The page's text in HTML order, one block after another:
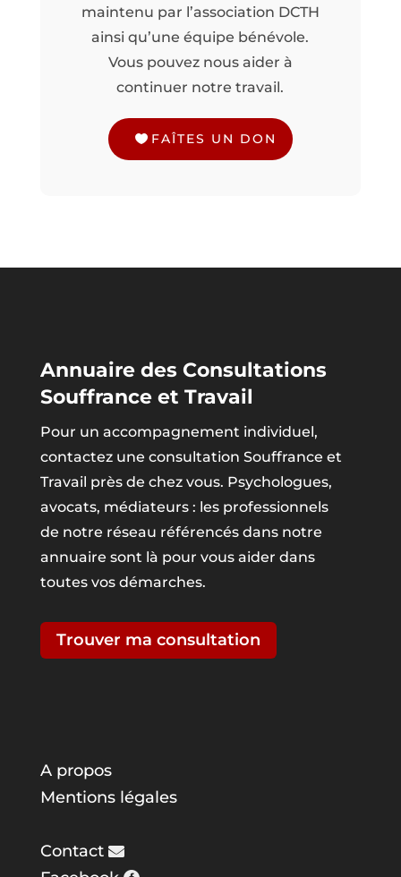
maintenu par l’association DCTH
ainsi qu’une équipe bénévole.
Vous pouvez nous aider à
continuer notre travail.
FAÎTES UN DON
Annuaire des Consultations
Souffrance et Travail
Pour un accompagnement individuel,
contactez une consultation Souffrance et
Travail près de chez vous. Psychologues,
avocats, médiateurs : les professionnels
de notre réseau référencés dans notre
annuaire sont là pour vous aider dans
toutes vos démarches.
Trouver ma consultation
A propos
Mentions légales
Contact